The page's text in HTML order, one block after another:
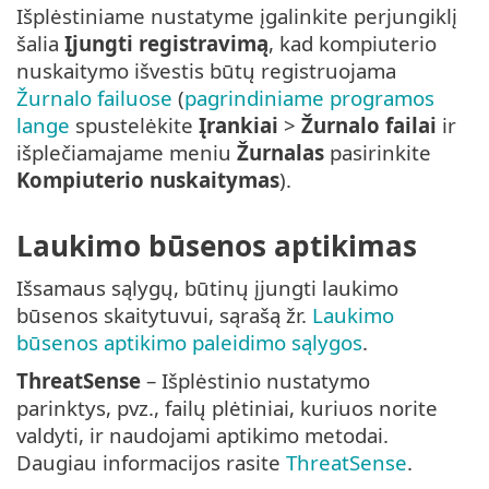
Išplėstiniame nustatyme įgalinkite perjungiklį
šalia Įjungti registravimą, kad kompiuterio
nuskaitymo išvestis būtų registruojama
Žurnalo failuose (pagrindiniame programos
lange spustelėkite Įrankiai > Žurnalo failai ir
išplečiamajame meniu Žurnalas pasirinkite
Kompiuterio nuskaitymas).
Laukimo būsenos aptikimas
Išsamaus sąlygų, būtinų įjungti laukimo
būsenos skaitytuvui, sąrašą žr. Laukimo
būsenos aptikimo paleidimo sąlygos.
ThreatSense – Išplėstinio nustatymo
parinktys, pvz., failų plėtiniai, kuriuos norite
valdyti, ir naudojami aptikimo metodai.
Daugiau informacijos rasite ThreatSense.